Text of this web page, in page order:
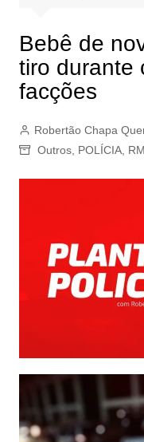
Bebê de
tiro durante
facções
Robertão Chapa
Outros, POLÍCIA,